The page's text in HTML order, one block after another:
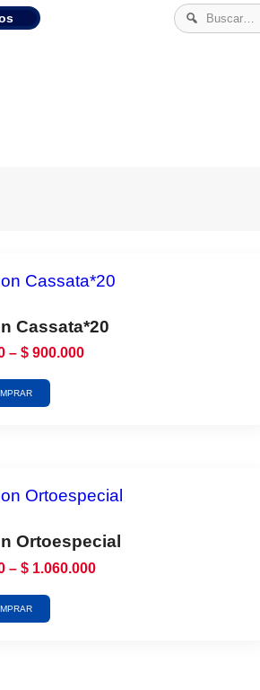
Cassata*20
– $900.000
Ortoespecial
– $1.060.000